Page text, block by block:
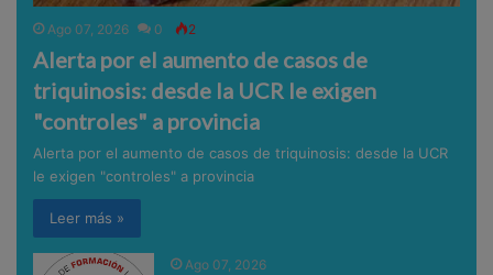
Ago 07, 2026 0 2
Alerta por el aumento de casos de
triquinosis: desde la UCR le exigen
"controles" a provincia
Alerta por el aumento de casos de triquinosis: desde la UCR
le exigen "controles" a provincia
Leer más »
Ago 07, 2026